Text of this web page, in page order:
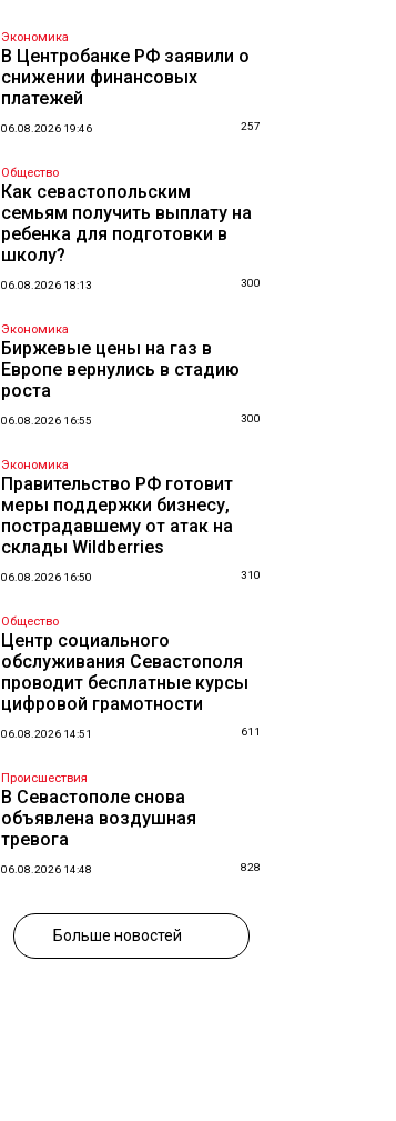
Экономика
В Центробанке РФ заявили о
снижении финансовых
платежей
06.08.2026 19:46 257
Общество
Как севастопольским
семьям получить выплату на
ребенка для подготовки в
школу?
06.08.2026 18:13 300
Экономика
Биржевые цены на газ в
Европе вернулись в стадию
роста
06.08.2026 16:55 300
Экономика
Правительство РФ готовит
меры поддержки бизнесу,
пострадавшему от атак на
склады Wildberries
06.08.2026 16:50 310
Общество
Центр социального
обслуживания Севастополя
проводит бесплатные курсы
цифровой грамотности
06.08.2026 14:51 611
Происшествия
В Севастополе снова
объявлена воздушная
тревога
06.08.2026 14:48 828
Больше новостей